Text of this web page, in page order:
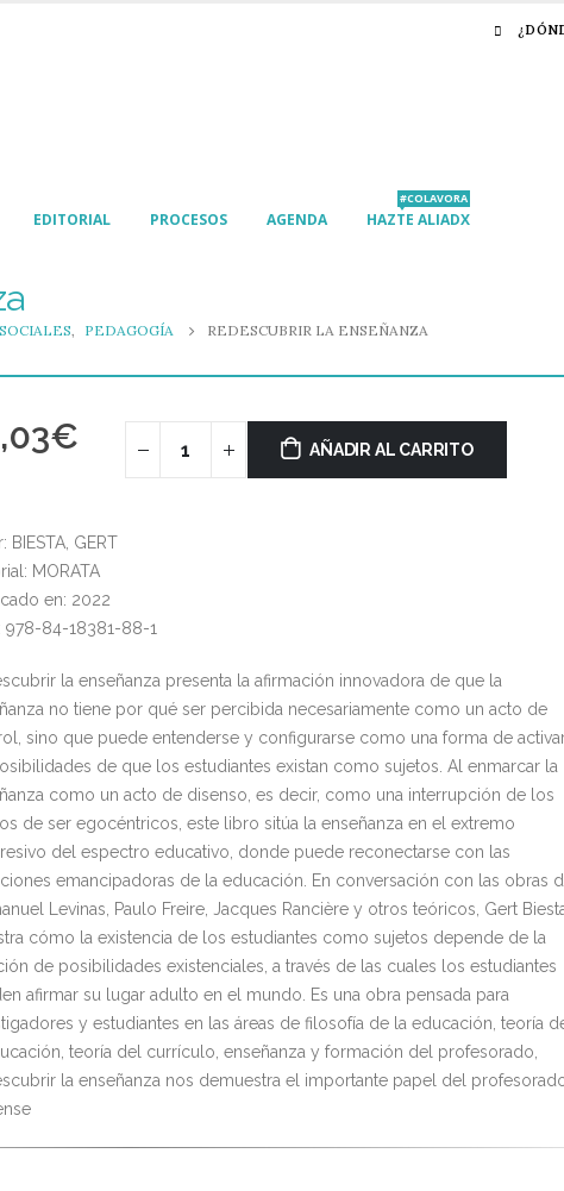
EDITORIAL PROCESOS AGENDA HAZTE ALIADX
#COLAVORA
, PEDAGOGÍA REDESCUBRIR LA ENSEÑANZA
€ AÑADIR AL CARRITO
BIESTA, GERT
MORATA
en: 2022
978-84-18381-88-1
la enseñanza presenta la afirmación innovadora de que la
no tiene por qué ser percibida necesariamente como un acto de
sino que puede entenderse y configurarse como una forma de
de que los estudiantes existan como sujetos. Al enmarcar la
como un acto de disenso, es decir, como una interrupción de los
de ser egocéntricos, este libro sitúa la enseñanza en el extremo
del espectro educativo, donde puede reconectarse con las
emancipadoras de la educación. En conversación con las obras
Levinas, Paulo Freire, Jacques Rancière y otros teóricos, Gert
cómo la existencia de los estudiantes como sujetos depende de la
de posibilidades existenciales, a través de las cuales los estudiantes
afirmar su lugar adulto en el mundo. Es una obra pensada para
y estudiantes en las áreas de filosofía de la educación, teoría
teoría del currículo, enseñanza y formación del profesorado,
la enseñanza nos demuestra el importante papel del